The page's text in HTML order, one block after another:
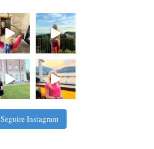
Seguire Instagram